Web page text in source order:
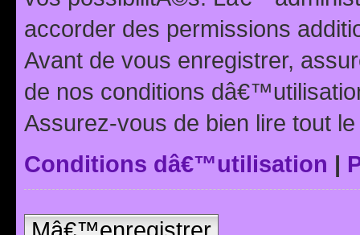
accorder des permissions
Avant de vous enregistrer,
de nos conditions
Assurez-vous de bien lire tout
Conditions dâ€™utilisation |
Mâ€™enregistrer